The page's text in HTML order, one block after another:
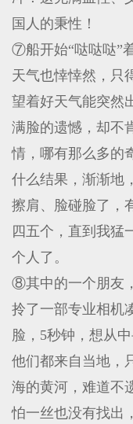
国人的秉性！
⑦船开始“哒哒哒”
天气也悻悻然，只
望着好天气能突然
满脸的遗憾，却不
情，哪有那么多的
什么结果，渐渐地
擦肩、脸碰脸了，
四五个，直到我猛
个人了。
⑧其中的一个朋友
拎了一部专业相机
脸，5秒钟，想从
他们都来自当地，
海的黄河，难道不
怕一丝也没有找出